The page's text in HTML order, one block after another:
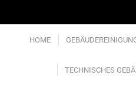
HOME
TECHNISCHES